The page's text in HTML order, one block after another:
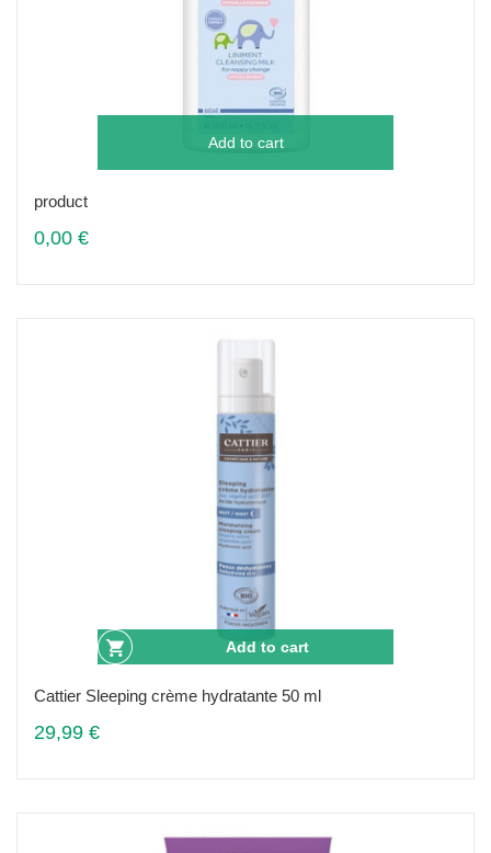
Add to cart
product
0,00 €
Add to cart
Cattier Sleeping crème hydratante 50 ml
29,99 €